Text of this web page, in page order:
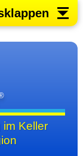
im Keller